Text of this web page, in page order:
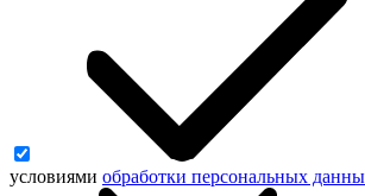
условиями обработки персональных